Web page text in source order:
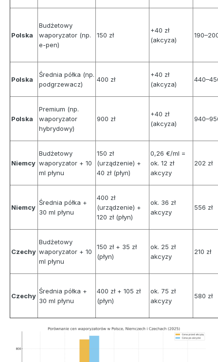
Polska
Budżetowy
waporyzator (np.
e-pen)
150 zł
+40 zł
(akcyza)
Polska
Średnia półka (np.
podgrzewacz)
400 zł
+40 zł
(akcyza)
Polska
Premium (np.
waporyzator
hybrydowy)
900 zł
+40 zł
(akcyza)
Niemcy
Budżetowy
waporyzator + 10
ml płynu
150 zł
(urządzenie) +
40 zł (płyn)
0,26 €/ml =
ok. 12 zł
akcyzy
202 zł
Niemcy
Średnia półka +
30 ml płynu
400 zł
(urządzenie) +
120 zł (płyn)
ok. 36 zł
akcyzy
556 zł
Czechy
Budżetowy
waporyzator + 10
ml płynu
150 zł + 35 zł
(płyn)
ok. 25 zł
akcyzy
210 zł
Czechy
Średnia półka +
30 ml płynu
400 zł + 105 zł
(płyn)
ok. 75 zł
akcyzy
580 zł